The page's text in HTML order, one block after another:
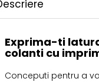
Exprima-ti
colanti cu
Conceputi pentru a